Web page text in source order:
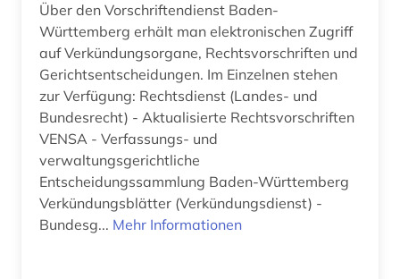
Über den Vorschriftendienst Baden-
Württemberg erhält man elektronischen Zugriff
auf Verkündungsorgane, Rechtsvorschriften und
Gerichtsentscheidungen. Im Einzelnen stehen
zur Verfügung: Rechtsdienst (Landes- und
Bundesrecht) - Aktualisierte Rechtsvorschriften
VENSA - Verfassungs- und
verwaltungsgerichtliche
Entscheidungssammlung Baden-Württemberg
Verkündungsblätter (Verkündungsdienst) -
Bundesg... Mehr Informationen